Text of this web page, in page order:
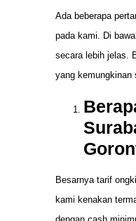
Ada beberapa
pada kami. Di
secara lebih jelas.
yang kemungkinan
Besarnya tarif
kami kenakan